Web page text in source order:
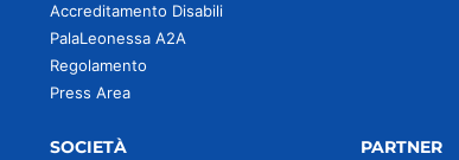
Accreditamento Disabili
PalaLeonessa A2A
Regolamento
Press Area
SOCIETÀ PARTNER